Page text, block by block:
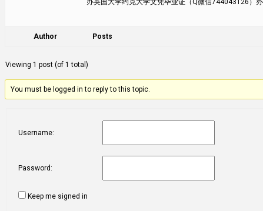
Author Posts
Viewing 1 post (of 1 total)
You must be logged in to reply to this topic.
Username:
Password:
Keep me signed in